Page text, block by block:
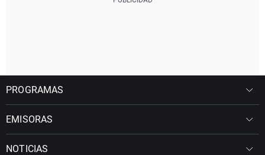
PROGRAMAS
EMISORAS
NOTICIAS